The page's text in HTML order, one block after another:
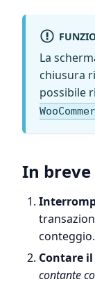
La
chiusura
possibile
In breve
conteggio.
Contare
contante